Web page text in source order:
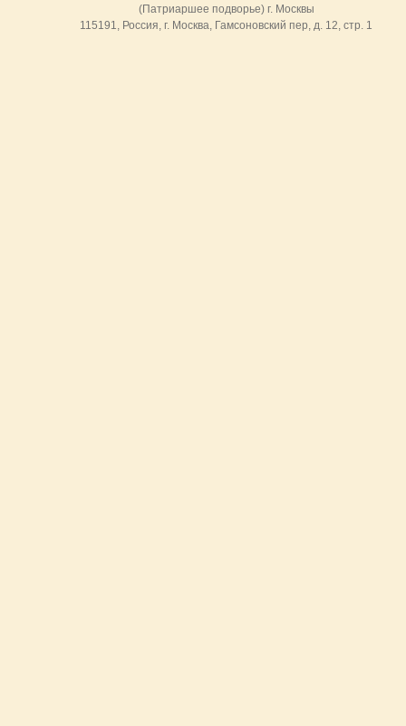
(Патриаршее подворье) г. Москвы
115191, Россия, г. Москва, Гамсоновский пер, д. 12, стр. 1